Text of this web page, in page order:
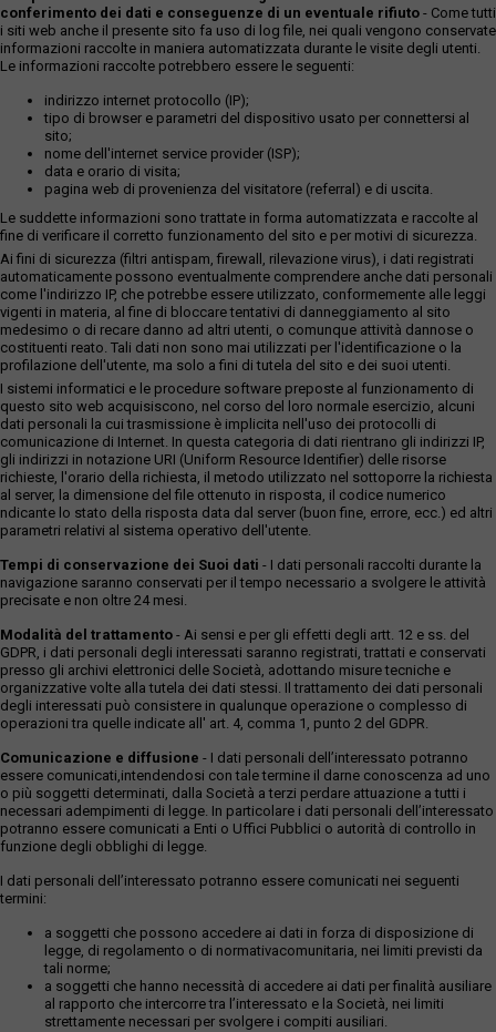
conferimento dei dati e conseguenze di un eventuale rifiuto - Come tutti
i siti web anche il presente sito fa uso di log file, nei quali vengono conservate
informazioni raccolte in maniera automatizzata durante le visite degli utenti.
Le informazioni raccolte potrebbero essere le seguenti:
indirizzo internet protocollo (IP);
tipo di browser e parametri del dispositivo usato per connettersi al
sito;
nome dell'internet service provider (ISP);
data e orario di visita;
pagina web di provenienza del visitatore (referral) e di uscita.
Le suddette informazioni sono trattate in forma automatizzata e raccolte al
fine di verificare il corretto funzionamento del sito e per motivi di sicurezza.
Ai fini di sicurezza (filtri antispam, firewall, rilevazione virus), i dati registrati
automaticamente possono eventualmente comprendere anche dati personali
come l'indirizzo IP, che potrebbe essere utilizzato, conformemente alle leggi
vigenti in materia, al fine di bloccare tentativi di danneggiamento al sito
medesimo o di recare danno ad altri utenti, o comunque attività dannose o
costituenti reato. Tali dati non sono mai utilizzati per l'identificazione o la
profilazione dell'utente, ma solo a fini di tutela del sito e dei suoi utenti.
I sistemi informatici e le procedure software preposte al funzionamento di
questo sito web acquisiscono, nel corso del loro normale esercizio, alcuni
dati personali la cui trasmissione è implicita nell'uso dei protocolli di
comunicazione di Internet. In questa categoria di dati rientrano gli indirizzi IP,
gli indirizzi in notazione URI (Uniform Resource Identifier) delle risorse
richieste, l'orario della richiesta, il metodo utilizzato nel sottoporre la richiesta
al server, la dimensione del file ottenuto in risposta, il codice numerico
ndicante lo stato della risposta data dal server (buon fine, errore, ecc.) ed altri
parametri relativi al sistema operativo dell'utente.
Tempi di conservazione dei Suoi dati - I dati personali raccolti durante la
navigazione saranno conservati per il tempo necessario a svolgere le attività
precisate e non oltre 24 mesi.
Modalità del trattamento - Ai sensi e per gli effetti degli artt. 12 e ss. del
GDPR, i dati personali degli interessati saranno registrati, trattati e conservati
presso gli archivi elettronici delle Società, adottando misure tecniche e
organizzative volte alla tutela dei dati stessi. Il trattamento dei dati personali
degli interessati può consistere in qualunque operazione o complesso di
operazioni tra quelle indicate all' art. 4, comma 1, punto 2 del GDPR.
Comunicazione e diffusione - I dati personali dell’interessato potranno
essere comunicati,intendendosi con tale termine il darne conoscenza ad uno
o più soggetti determinati, dalla Società a terzi perdare attuazione a tutti i
necessari adempimenti di legge. In particolare i dati personali dell’interessato
potranno essere comunicati a Enti o Uffici Pubblici o autorità di controllo in
funzione degli obblighi di legge.
I dati personali dell’interessato potranno essere comunicati nei seguenti
termini:
a soggetti che possono accedere ai dati in forza di disposizione di
legge, di regolamento o di normativacomunitaria, nei limiti previsti da
tali norme;
a soggetti che hanno necessità di accedere ai dati per finalità ausiliare
al rapporto che intercorre tra l’interessato e la Società, nei limiti
strettamente necessari per svolgere i compiti ausiliari.